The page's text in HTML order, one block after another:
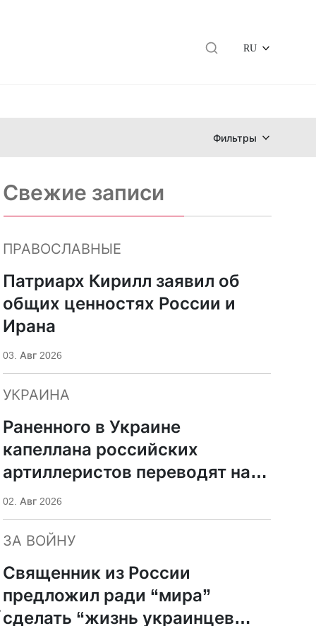
RU
Фильтры
Свежие записи
ПРАВОСЛАВНЫЕ
Патриарх Кирилл заявил об
общих ценностях России и
Ирана
03. Авг 2026
УКРАИНА
Раненного в Украине
капеллана российских
артиллеристов переводят на
лечение в Москву
02. Авг 2026
ЗА ВОЙНУ
Священник из России
предложил ради “мира”
сделать “жизнь украинцев